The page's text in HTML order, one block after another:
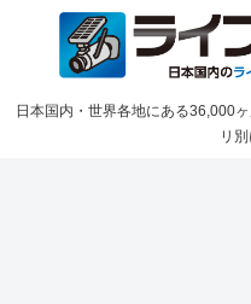
日本国内・世界各地にある36,000
リ別